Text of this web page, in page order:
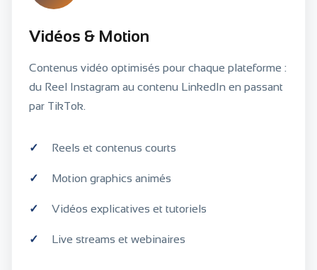
Vidéos & Motion
Contenus vidéo optimisés pour chaque plateforme :
du Reel Instagram au contenu LinkedIn en passant
par TikTok.
Reels et contenus courts
Motion graphics animés
Vidéos explicatives et tutoriels
Live streams et webinaires